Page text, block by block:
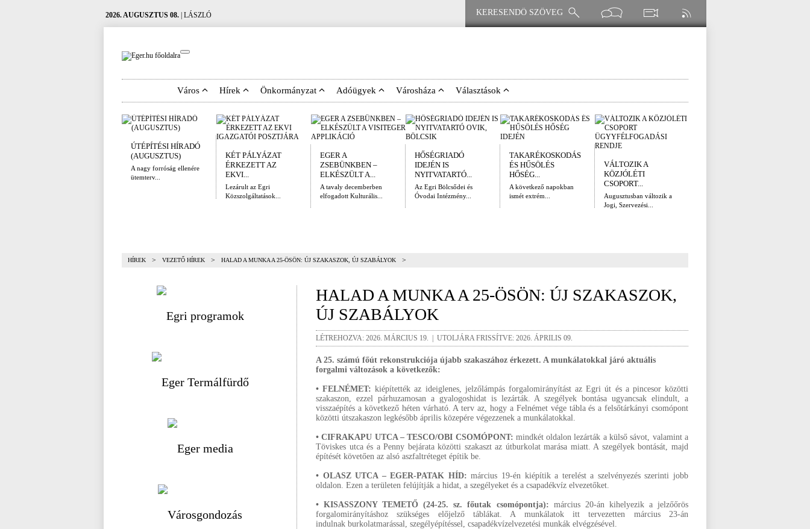
2026. AUGUSZTUS 08. | LÁSZLÓ
Város Hírek Önkormányzat Adóügyek Városháza Választások
ÚTÉPÍTÉSI HÍRADÓ
(AUGUSZTUS)
A nagy forróság ellenére
ütemterv...
KÉT PÁLYÁZAT
ÉRKEZETT AZ
EKVI...
Lezárult az Egri
Közszolgáltatások...
EGER A
ZSEBÜNKBEN –
ELKÉSZÜLT A...
A tavaly decemberben
elfogadott Kulturális...
HŐSÉGRIADÓ
IDEJÉN IS
NYITVATARTÓ...
Az Egri Bölcsődei és
Óvodai Intézmény...
TAKARÉKOSKODÁS
ÉS HŰSÖLÉS
HŐSÉG...
A következő napokban
ismét extrém...
VÁLTOZIK A
KÖZJÓLÉTI
CSOPORT...
Augusztusban változik a
Jogi, Szervezési...
HÍREK > VEZETŐ HÍREK > HALAD A MUNKA A 25-ÖSÖN: ÚJ SZAKASZOK, ÚJ SZABÁLYOK >
HALAD A MUNKA A 25-ÖSÖN: ÚJ SZAKASZOK,
ÚJ SZABÁLYOK
LÉTREHOZVA: 2026. MÁRCIUS 19. | UTOLJÁRA FRISSÍTVE: 2026. ÁPRILIS 09.
A 25. számú főút rekonstrukciója újabb szakaszához érkezett. A munkálatokkal járó aktuális
forgalmi változások a következők:
• FELNÉMET: kiépítették az ideiglenes, jelzőlámpás forgalomirányítást az Egri út és a pincesor közötti
szakaszon, ezzel párhuzamosan a gyalogoshidat is lezárták. A szegélyek bontása ugyancsak elindult, a
visszaépítés a következő héten várható. A terv az, hogy a Felnémet vége tábla és a felsőtárkányi csomópont
közötti útszakaszon legkésőbb április közepére végezzenek a munkálatokkal.
• CIFRAKAPU UTCA – TESCO/OBI CSOMÓPONT: mindkét oldalon lezárták a külső sávot, valamint a
Töviskes utca és a Penny bejárata közötti szakaszt az útburkolat marása miatt. A szegélyek bontását, majd
építését követően az alsó aszfaltréteget építik be.
• OLASZ UTCA – EGER-PATAK HÍD: március 19-én kiépítik a terelést a szelvényezés szerinti jobb
oldalon. Ezen a területen felújítják a hidat, a szegélyeket és a csapadékvíz elvezetőket.
• KISASSZONY TEMETŐ (24-25. sz. főutak csomópontja): március 20-án kihelyezik a jelzőőrös
forgalomirányításhoz szükséges előjelző táblákat. A munkálatok itt tervezetten március 23-án
indulnak burkolatmarással, szegélyépítéssel, csapadékvízelvezetési munkák elvégzésével.